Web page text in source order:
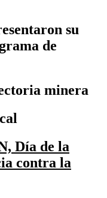
su
de
minera
Día de la
contra la